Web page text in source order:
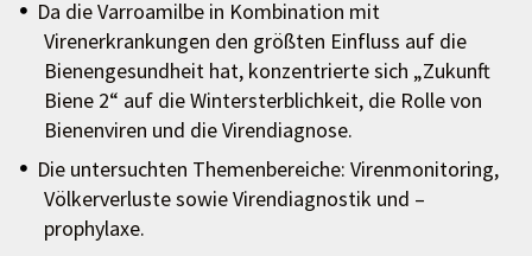
Da die Varroamilbe in Kombination mit
Virenerkrankungen den größten Einfluss auf die
Bienengesundheit hat, konzentrierte sich „Zukunft
Biene 2“ auf die Wintersterblichkeit, die Rolle von
Bienenviren und die Virendiagnose.
Die untersuchten Themenbereiche: Virenmonitoring,
Völkerverluste sowie Virendiagnostik und –
prophylaxe.